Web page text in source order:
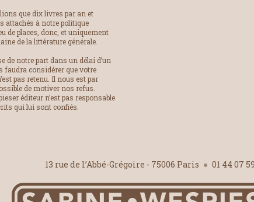
que dix livres par an et
attachés à notre politique
de places, donc, et uniquement
de la littérature générale.
de notre part dans un délai d’un
faudra considérer que votre
pas retenu. Il nous est par
de motiver nos refus.
éditeur n’est pas responsable
qui lui sont confiés.
13 rue de l’Abbé-Grégoire - 75006 Paris 01 44 07